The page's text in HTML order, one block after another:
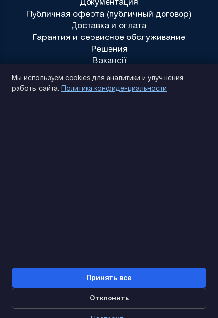
Документация
Публичная оферта (публичный договор)
Доставка и оплата
Гарантия и сервисное обслуживание
Решения
Вакансії
Мы используем cookies для аналитики и улучшения
работы сайта. Политика конфиденциальности
Принять все
Отклонить